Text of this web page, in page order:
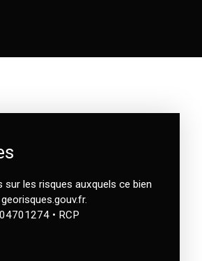
les risques auxquels ce bien
• RCP